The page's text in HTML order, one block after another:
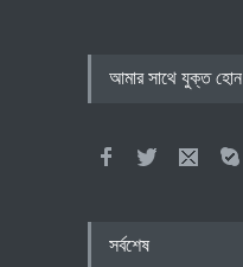
আমার সাথে যুক্ত হোন
সর্বশেষ